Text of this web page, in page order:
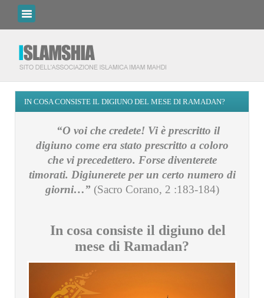
IN COSA CONSISTE IL DIGIUNO DEL MESE DI RAMADAN?
“O voi che credete! Vi è prescritto il
digiuno come era stato prescritto a coloro
che vi precedettero. Forse diventerete
timorati. Digiunerete per un certo numero di
giorni…” (Sacro Corano, 2 :183-184)
In cosa consiste il digiuno del
mese di Ramadan?